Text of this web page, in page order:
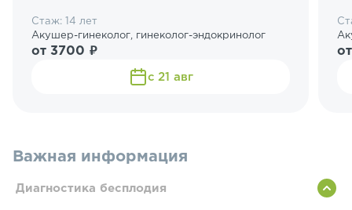
Стаж: 14 лет
Акушер-гинеколог, гинеколог-эндокринолог
от 3700 ₽
с 21 авг
Важная информация
Диагностика бесплодия